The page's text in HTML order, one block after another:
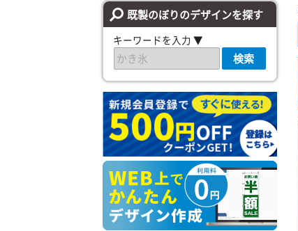
既製のぼりのデザインを探す
キーワードを入力 ▼
検索